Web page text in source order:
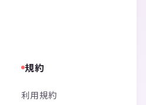
規約
利用規約